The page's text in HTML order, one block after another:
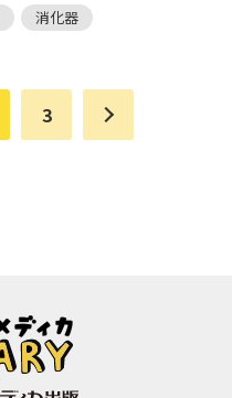
消化器
3